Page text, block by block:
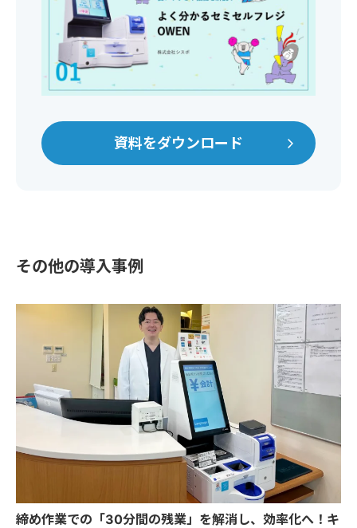
資料をダウンロード
その他の導入事例
締め作業での「30分間の残業」を解消し、効率化へ！キ